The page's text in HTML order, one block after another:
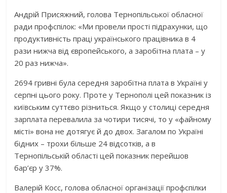
Андрій Присяжний, голова Тернопільської обласної
ради профспілок: «Ми провели прості підрахунки, що
продуктивність праці українського працівника в 4
рази нижча від європейського, а заробітна плата – у
20 раз нижча».
2694 гривні була середня заробітна плата в Україні у
серпні цього року. Проте у Тернополі цей показник із
київським суттєво різниться. Якщо у столиці середня
зарплата перевалила за чотири тисячі, то у «файному
місті» вона не дотягує й до двох. Загалом по Україні
бідних – трохи більше 24 відсотків, а в
Тернопільській області цей показник перейшов
бар’єр у 37%.
Валерій Косс, голова обласної організації профспілки